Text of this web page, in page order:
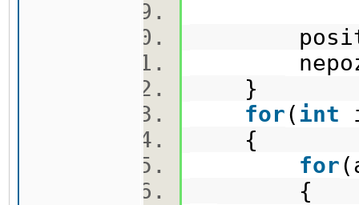
}
for( int
{
for
{